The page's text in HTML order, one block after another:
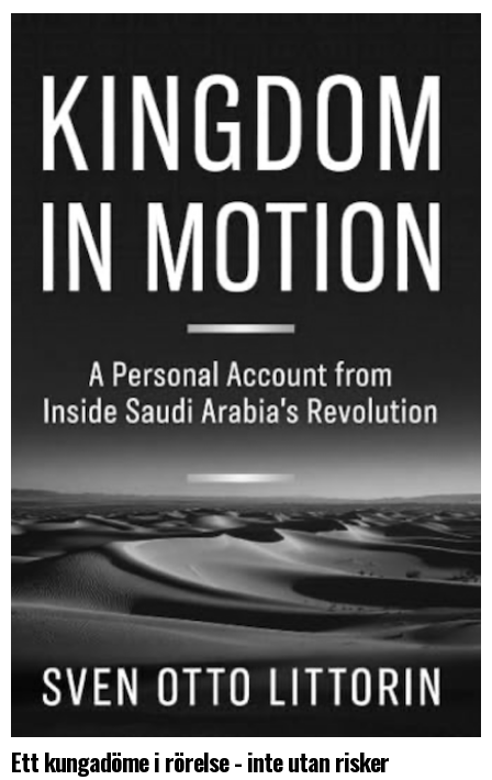
Ett kungadöme i rörelse - inte utan risker